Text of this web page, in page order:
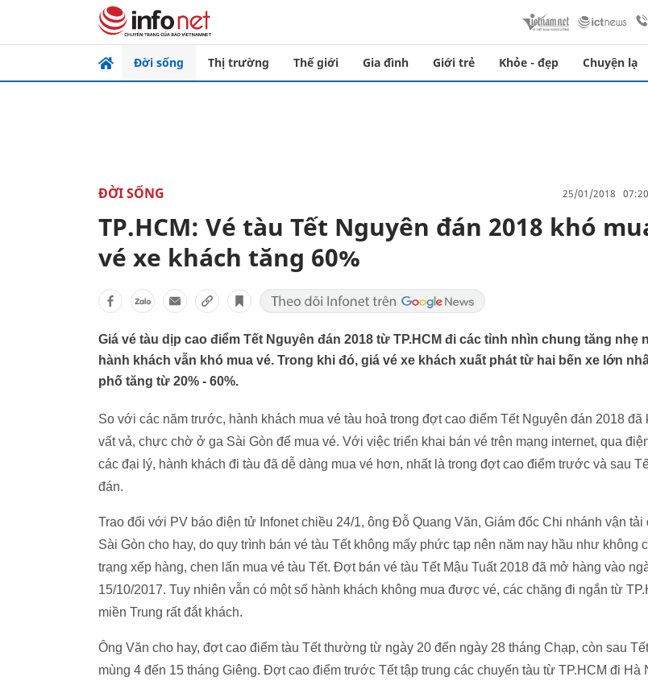
Đời sống Thị trường Thế giới Gia đình Giới trẻ Khỏe - đẹp Chuyện lạ
ĐỜI SỐNG 25/01/2018
TP.HCM: Vé tàu Tết Nguyên đán 2018 khó
vé xe khách tăng 60%
Giá vé tàu dịp cao điểm Tết Nguyên đán 2018 từ TP.HCM đi các tỉnh nhìn chung tăng nhẹ
hành khách vẫn khó mua vé. Trong khi đó, giá vé xe khách xuất phát từ hai bến xe lớn
phố tăng từ 20% - 60%.
So với các năm trước, hành khách mua vé tàu hoả trong đợt cao điểm Tết Nguyên đán 2018 đã
vất vả, chực chờ ở ga Sài Gòn để mua vé. Với việc triển khai bán vé trên mạng internet, qua
các đại lý, hành khách đi tàu đã dễ dàng mua vé hơn, nhất là trong đợt cao điểm trước và sau
đán.
Trao đổi với PV báo điện tử Infonet chiều 24/1, ông Đỗ Quang Văn, Giám đốc Chi nhánh vận
Sài Gòn cho hay, do quy trình bán vé tàu Tết không mấy phức tạp nên năm nay hầu như không
trạng xếp hàng, chen lấn mua vé tàu Tết. Đợt bán vé tàu Tết Mậu Tuất 2018 đã mở hàng vào
15/10/2017. Tuy nhiên vẫn có một số hành khách không mua được vé, các chặng đi ngắn từ
miền Trung rất đắt khách.
Ông Văn cho hay, đợt cao điểm tàu Tết thường từ ngày 20 đến ngày 28 tháng Chạp, còn sau
mùng 4 đến 15 tháng Giêng. Đợt cao điểm trước Tết tập trung các chuyến tàu từ TP.HCM đi Hà